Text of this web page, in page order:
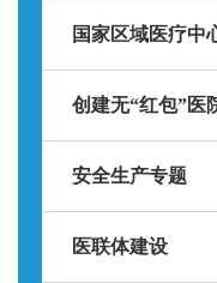
国家区域医疗中
创建无“红包”医
安全生产专题
医联体建设